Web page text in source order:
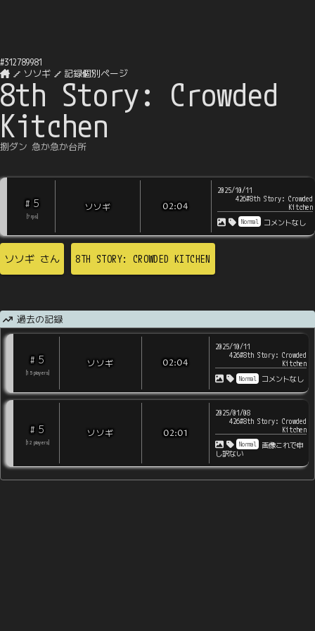
#312789981
ソソギ
記録個別ページ
8th Story: Crowded
Kitchen
捌ダン 急か急か台所
# 5
? rps]
ソソギ 02:04
2025/10/11
426#8th Story: Crowded
Kitchen
Normal コメントなし
ソソギ さん 8TH STORY: CROWDED KITCHEN
過去の記録
# 5
15 players
ソソギ 02:04
2025/10/11
426#8th Story: Crowded
Kitchen
Normal コメントなし
# 5
12 players
ソソギ 02:01
2025/01/08
426#8th Story: Crowded
Kitchen
Normal
画像これで申
し訳ない